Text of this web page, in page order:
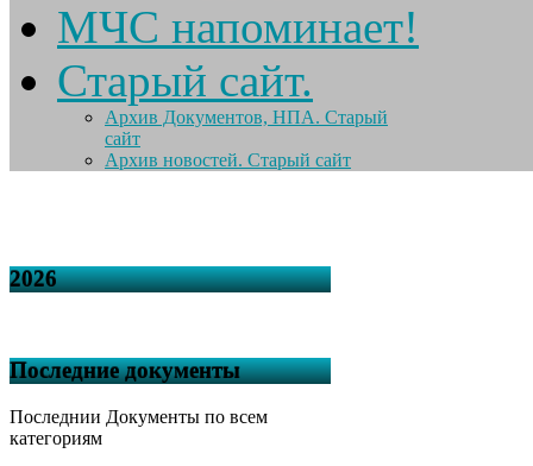
МЧС напоминает!
Старый сайт.
Архив Документов, НПА. Старый
сайт
Архив новостей. Старый сайт
2026
Последние документы
Последнии Документы по всем
категориям